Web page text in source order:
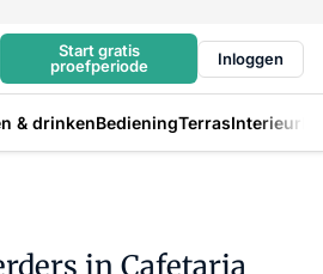
Start gratis
proefperiode
Inloggen
& drinkenBedieningTerrasInterieur
in Cafetaria